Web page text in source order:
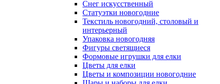
Снег искусственный
Статуэтки новогодние
Текстиль новогодний, столовый и
интерьерный
Упаковка новогодняя
Фигуры светящиеся
Формовые игрушки для елки
Цветы для елки
Цветы и композиции новогодние